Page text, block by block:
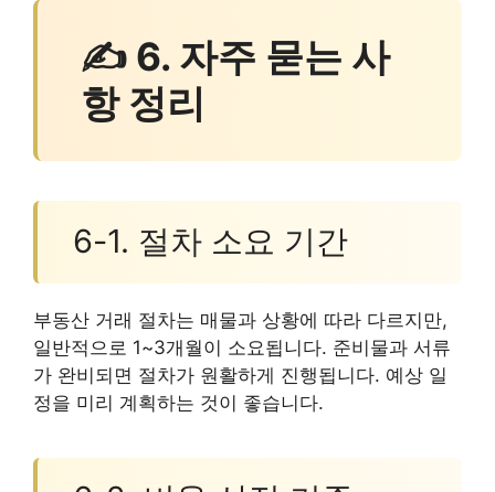
✍ 6. 자주 묻는 사
항 정리
6-1. 절차 소요 기간
부동산 거래 절차는 매물과 상황에 따라 다르지만,
일반적으로 1~3개월이 소요됩니다. 준비물과 서류
가 완비되면 절차가 원활하게 진행됩니다. 예상 일
정을 미리 계획하는 것이 좋습니다.